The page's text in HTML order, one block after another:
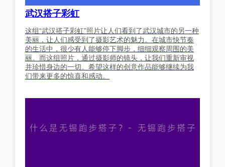
武汉搭子彩虹
这组“武汉搭子彩虹”照片让人们看到了武汉城市的另一种
美丽，让人们感受到了摄影艺术的魅力。在城市快节奏
的生活中，很少有人能够停下脚步，细细观察周围的美
丽。而这组照片，通过摄影师的镜头，让我们重新审视
并珍惜身边的一切。希望这样的创意作品能够继续为我
们带来更多的惊喜和感动。